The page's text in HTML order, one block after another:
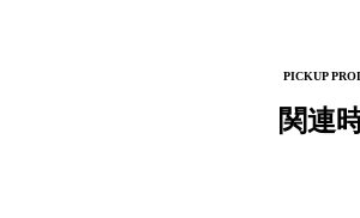
PICKUP
関連